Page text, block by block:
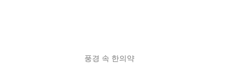
풍경 속 한의약